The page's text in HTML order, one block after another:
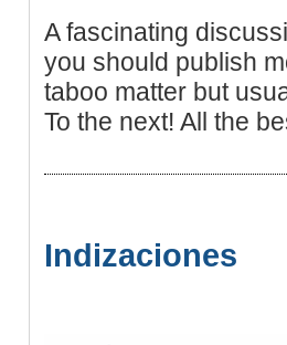
A fascinating
you should publish
taboo matter but
To the next! All the
Indizaciones